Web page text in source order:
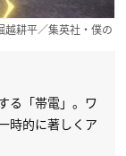
耕平／集英社・僕の
る「帯電」。ワ
時的に著しくア